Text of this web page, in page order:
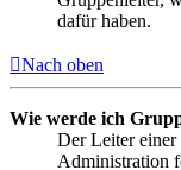
dafür haben.
Nach oben
Wie werde ich
Der Leiter
Administration